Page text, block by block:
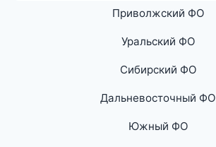
Приволжский ФО
Уральский ФО
Сибирский ФО
Дальневосточный ФО
Южный ФО